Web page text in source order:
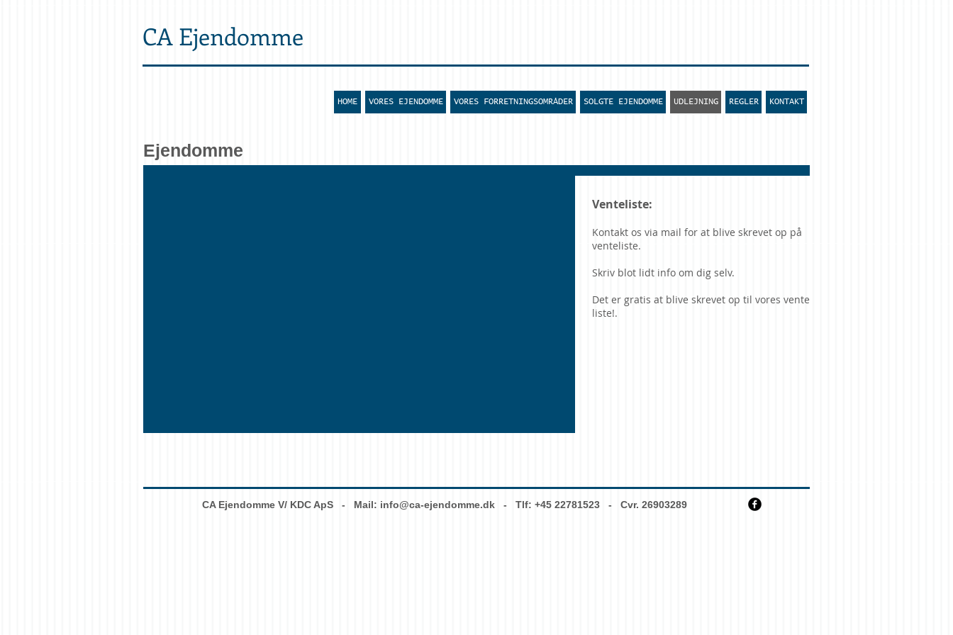
CA Ejendomme
HOME VORES EJENDOMME VORES FORRETNINGSOMRÅDER SOLGTE EJENDOMME UDLEJNING REGLER KONTAKT
Ejendomme
Venteliste:
Kontakt os via mail for at blive skrevet op på
venteliste.
Skriv blot lidt info om dig selv.
Det er gratis at blive skrevet op til vores vente
liste!.
CA Ejendomme V/ KDC ApS - Mail: info@ca-ejendomme.dk - Tlf: +45 22781523 - Cvr. 26903289